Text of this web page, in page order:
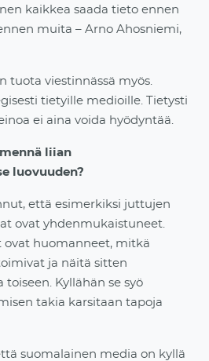
kaikkea saada tieto ennen
muita – Arno Ahosniemi,
tuota viestinnässä myös.
tietyille medioille. Tietysti
ei aina voida hyödyntää.
mennä liian
luovuuden?
että esimerkiksi juttujen
ovat yhdenmukaistuneet.
ovat huomanneet, mitkä
ja näitä sitten
Kyllähän se syö
isen takia karsitaan tapoja
suomalainen media on kyllä